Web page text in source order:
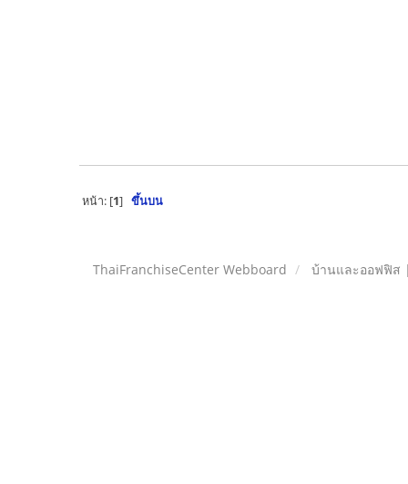
หน้า: [1] ขึ้นบน
ThaiFranchiseCenter Webboard บ้านและออฟฟิส